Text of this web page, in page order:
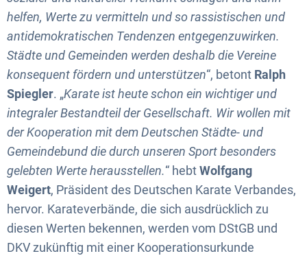
helfen, Werte zu vermitteln und so rassistischen und
antidemokratischen Tendenzen entgegenzuwirken.
Städte und Gemeinden werden deshalb die Vereine
konsequent fördern und unterstützen“, betont Ralph
Spiegler. „Karate ist heute schon ein wichtiger und
integraler Bestandteil der Gesellschaft. Wir wollen mit
der Kooperation mit dem Deutschen Städte- und
Gemeindebund die durch unseren Sport besonders
gelebten Werte herausstellen.“ hebtWolfgang
Weigert, Präsident des Deutschen Karate Verbandes,
hervor. Karateverbände, die sich ausdrücklich zu
diesen Werten bekennen, werden vom DStGB und
DKV zukünftig mit einer Kooperationsurkunde